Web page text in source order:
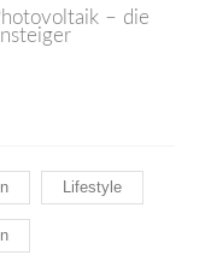
– die
Lifestyle